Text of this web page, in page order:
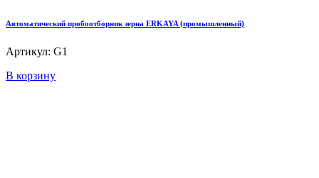
Автоматический пробоотборник зерна ERKAYA (промышленный)
Артикул: G1
В корзину